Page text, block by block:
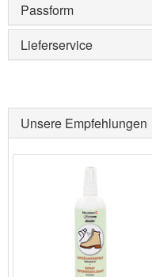
Passform
Lieferservice
Unsere Empfehlungen